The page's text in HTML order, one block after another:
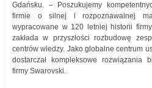
Gdańsku. – Poszukujemy
firmie o silnej i rozpoznawalnej
wypracowane w 120 letniej historii
zakłada w przyszłości rozbudowę
centrów wiedzy. Jako globalne centrum
dostarczał kompleksowe rozwiązania
firmy Swarovski.